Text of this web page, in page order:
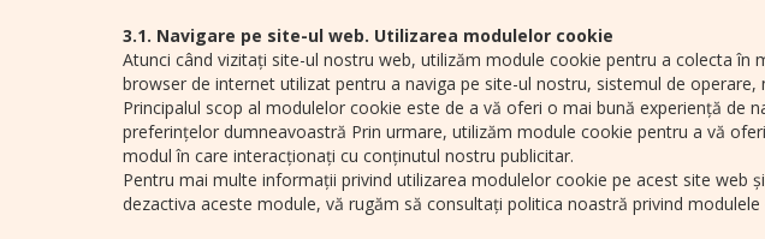
3.1. Navigare pe site-ul web. Utilizarea modulelor cookie
Atunci când vizitați site-ul nostru web, utilizăm module cookie pentru a colecta
browser de internet utilizat pentru a naviga pe site-ul nostru, sistemul de
Principalul scop al modulelor cookie este de a vă oferi o mai bună experiență
preferințelor dumneavoastră Prin urmare, utilizăm module cookie pentru a vă
modul în care interacționați cu conținutul nostru publicitar.
Pentru mai multe informații privind utilizarea modulelor cookie pe acest site web
dezactiva aceste module, vă rugăm să consultați politica noastră privind modulele